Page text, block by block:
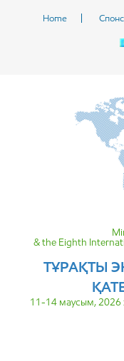
Home
& the Eighth
ТҰРАҚТЫ
11-14 маусым, 2026